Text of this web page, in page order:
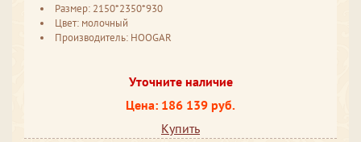
Размер: 2150*2350*930
Цвет: молочный
Производитель: HOOGAR
Уточните наличие
Цена: 186 139 руб.
Купить